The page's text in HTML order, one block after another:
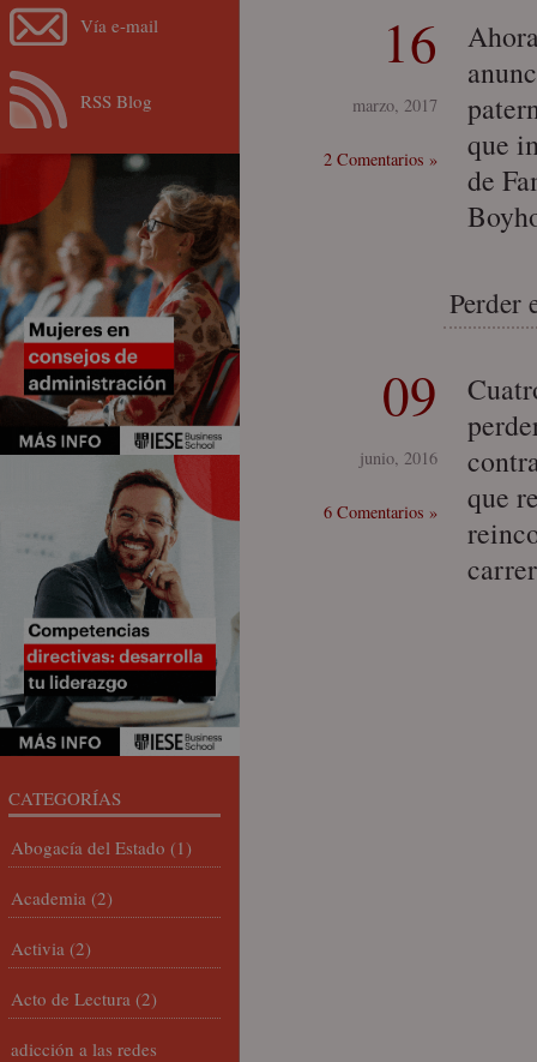
16
marzo, 2017
2 Comentarios »
que
de
Perder
09
junio, 2016
6 Comentarios »
que
Vía e-mail
RSS Blog
CATEGORÍAS
Abogacía del Estado (1)
Academia (2)
Activia (2)
Acto de Lectura (2)
adicción a las redes